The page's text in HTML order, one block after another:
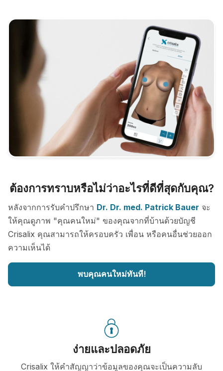
ต้องการทราบหรือไม่ว่าอะไรที่ดีที่สุดกับคุณ?
หลังจากการรับคำปรึกษา Dr. Dr. med. Patrick Bauer จะ
ให้คุณดูภาพ "คุณคนใหม่" ของคุณจากที่บ้านด้วยบัญชี
Crisalix คุณสามารถให้ครอบครัว เพื่อน หรือคนอื่นช่วยออก
ความเห็นได้
พบคุณคนใหม่ทันที!
ง่ายและปลอดภัย
Crisalix ให้คำสัญญาว่าข้อมูลของคุณจะเป็นความลับ